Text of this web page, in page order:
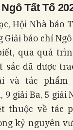
Tất Tố
Hội Nhà báo
báo chí
qua quá
sắc đã được
và tác phẩm
giải Ba, 5 giải
thuộc về tác
kỷ nguyên